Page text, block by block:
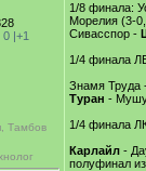
0 |+1
Тамбов
1/8 финала:
Морелия (3-
Сивасспор -
1/4 финала
Знамя Труда
Туран -
1/4 финала
Карлайл -
полуфинал